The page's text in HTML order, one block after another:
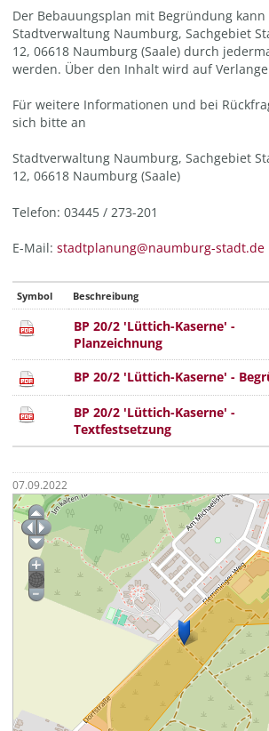
Der Bebauungsplan mit Begründung
Stadtverwaltung Naumburg, Sachgebiet
12, 06618 Naumburg (Saale) durch
werden. Über den Inhalt wird auf
Für weitere Informationen und bei
sich bitte an
Stadtverwaltung Naumburg, Sachgebiet
12, 06618 Naumburg (Saale)
Telefon: 03445 / 273-201
E-Mail: stadtplanung@naumburg-stadt.de
Symbol Beschreibung
BP 20/2 'Lüttich-Kaserne' -
Planzeichnung
BP 20/2 'Lüttich-Kaserne' -
BP 20/2 'Lüttich-Kaserne' -
Textfestsetzung
07.09.2022